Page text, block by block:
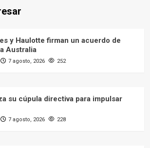
y Haulotte firman un acuerdo de
Australia
7 agosto, 2026 252
su cúpula directiva para impulsar
7 agosto, 2026 228